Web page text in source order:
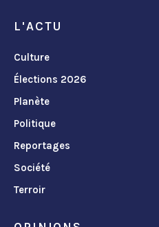
L'ACTU
Culture
Élections 2026
Planète
Politique
Reportages
Société
Terroir